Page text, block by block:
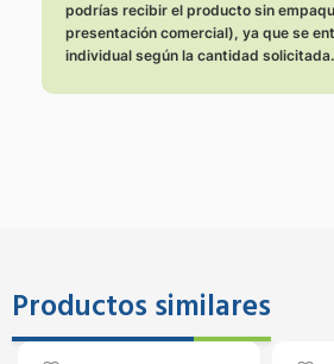
podrías recibir el producto sin
presentación comercial), ya que se
individual según la cantidad solicitada.
Productos similares